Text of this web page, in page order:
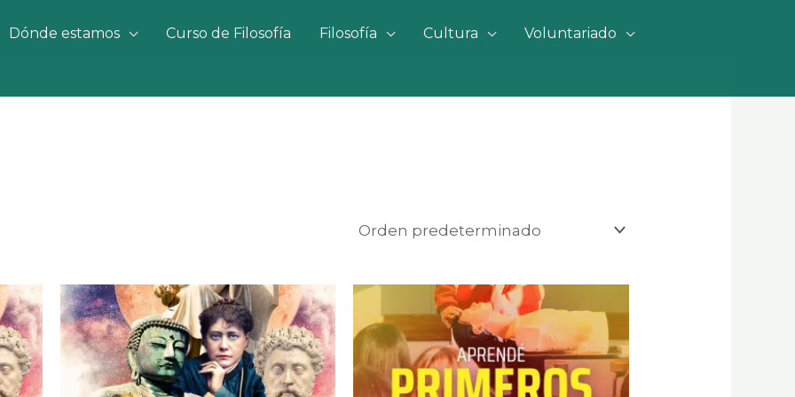
Dónde estamos Curso de Filosofía Filosofía Cultura
Voluntariado